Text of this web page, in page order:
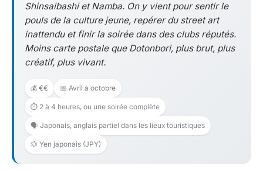
Shinsaibashi et Namba. On y vient pour sentir le
pouls de la culture jeune, repérer du street art
inattendu et finir la soirée dans des clubs réputés.
Moins carte postale que Dotonbori, plus brut, plus
créatif, plus vivant.
💰 €€ 📅 Avril à octobre
⏱️ 2 à 4 heures, ou une soirée complète
🗣️ Japonais, anglais partiel dans les lieux touristiques
💱 Yen japonais (JPY)